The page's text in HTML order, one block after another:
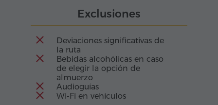
Exclusiones
Deviaciones significativas de
la ruta
Bebidas alcohólicas en caso
de elegir la opción de
almuerzo
Audioguías
Wi-Fi en vehículos